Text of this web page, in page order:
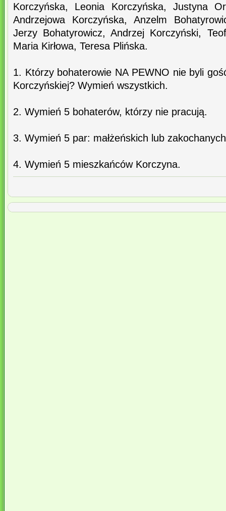
Korczyńska, Leonia Korczyńska, Justyna
Andrzejowa Korczyńska, Anzelm
Jerzy Bohatyrowicz, Andrzej Korczyński,
Maria Kirłowa, Teresa Plińska.
1. Którzy bohaterowie NA PEWNO nie byli
Korczyńskiej? Wymień wszystkich.
2. Wymień 5 bohaterów, którzy nie pracują.
3. Wymień 5 par: małżeńskich lub
4. Wymień 5 mieszkańców Korczyna.